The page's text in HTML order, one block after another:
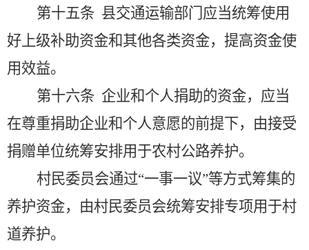
第十五条 县交通运输部门应当统筹使用
好上级补助资金和其他各类资金，提高资金使
用效益。
第十六条 企业和个人捐助的资金，应当
在尊重捐助企业和个人意愿的前提下，由接受
捐赠单位统筹安排用于农村公路养护。
村民委员会通过“一事一议”等方式筹集的
养护资金，由村民委员会统筹安排专项用于村
道养护。